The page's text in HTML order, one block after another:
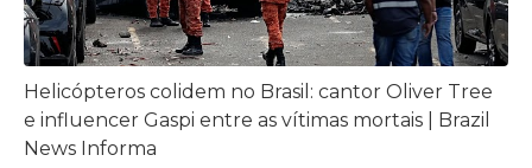
Helicópteros colidem no Brasil: cantor Oliver Tree
e influencer Gaspi entre as vítimas mortais | Brazil
News Informa